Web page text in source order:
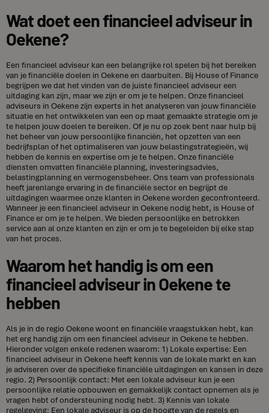
Wat doet een financieel adviseur in
Oekene?
Een financieel adviseur kan een belangrijke rol spelen bij het bereiken
van je financiële doelen in Oekene en daarbuiten. Bij House of Finance
begrijpen we dat het vinden van de juiste financieel adviseur een
uitdaging kan zijn, maar we zijn er om je te helpen. Onze financieel
adviseurs in Oekene zijn experts in het analyseren van jouw financiële
situatie en het ontwikkelen van een op maat gemaakte strategie om je
te helpen jouw doelen te bereiken. Of je nu op zoek bent naar hulp bij
het beheer van jouw persoonlijke financiën, het opzetten van een
bedrijfsplan of het optimaliseren van jouw belastingstrategieën, wij
hebben de kennis en expertise om je te helpen. Onze financiële
diensten omvatten financiële planning, investeringsadvies,
belastingplanning en vermogensbeheer. Ons team van professionals
heeft jarenlange ervaring in de financiële sector en begrijpt de
uitdagingen waarmee onze klanten in Oekene worden geconfronteerd.
Wanneer je een financieel adviseur in Oekene nodig hebt, is House of
Finance er om je te helpen. We bieden persoonlijke en betrokken
service aan al onze klanten en zijn er om je te begeleiden bij elke stap
van het proces.
Waarom het handig is om een
financieel adviseur in Oekene te
hebben
Als je in de regio Oekene woont en financiële vraagstukken hebt, kan
het erg handig zijn om een financieel adviseur in Oekene te hebben.
Hieronder volgen enkele redenen waarom: 1) Lokale expertise: Een
financieel adviseur in Oekene heeft kennis van de lokale markt en kan
je adviseren over de specifieke financiële uitdagingen en kansen in deze
regio. 2) Persoonlijk contact: Met een lokale adviseur kun je een
persoonlijke relatie opbouwen en gemakkelijk contact opnemen als je
vragen hebt of ondersteuning nodig hebt. 3) Kennis van lokale
regelgeving: Een lokale adviseur is op de hoogte van de regels en